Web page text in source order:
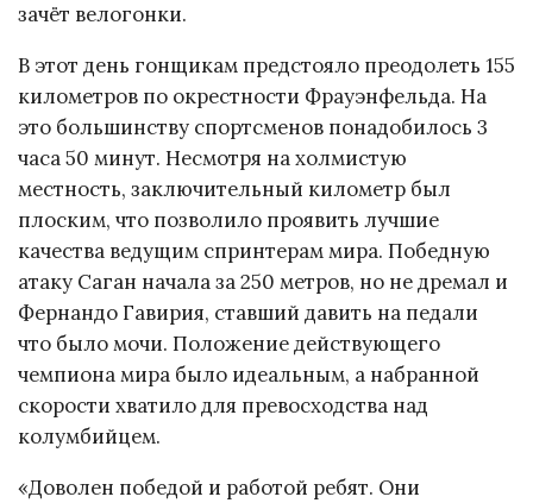
зачёт велогонки.
В этот день гонщикам предстояло преодолеть 155
километров по окрестности Фрауэнфельда. На
это большинству спортсменов понадобилось 3
часа 50 минут. Несмотря на холмистую
местность, заключительный километр был
плоским, что позволило проявить лучшие
качества ведущим спринтерам мира. Победную
атаку Саган начала за 250 метров, но не дремал и
Фернандо Гавирия, ставший давить на педали
что было мочи. Положение действующего
чемпиона мира было идеальным, а набранной
скорости хватило для превосходства над
колумбийцем.
«Доволен победой и работой ребят. Они